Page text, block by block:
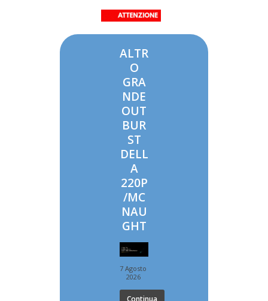
ALTR
O
GRA
NDE
OUT
BUR
ST
DELL
A
220P
/MC
NAU
GHT
7 Agosto
2026
Continua